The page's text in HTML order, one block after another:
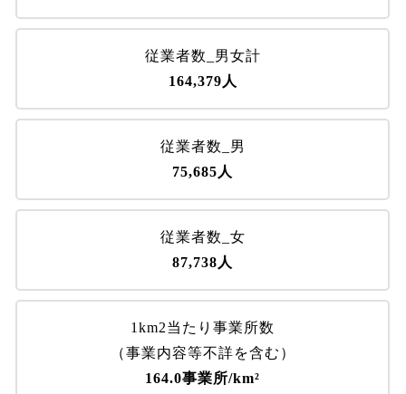
従業者数_男女計
164,379人
従業者数_男
75,685人
従業者数_女
87,738人
1km2当たり事業所数
（事業内容等不詳を含む）
164.0事業所/km²